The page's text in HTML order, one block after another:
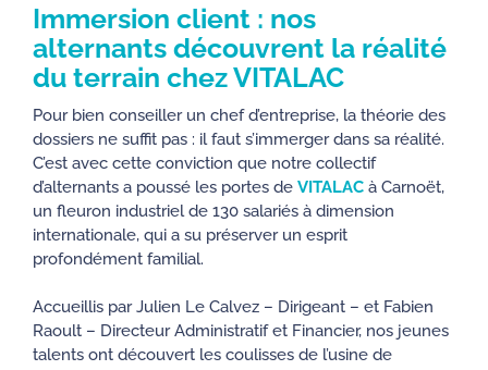
Immersion client : nos
alternants découvrent la réalité
du terrain chez VITALAC
Pour bien conseiller un chef d’entreprise, la théorie des
dossiers ne suffit pas : il faut s’immerger dans sa réalité.
C’est avec cette conviction que notre collectif
d’alternants a poussé les portes de VITALAC à Carnoët,
un fleuron industriel de 130 salariés à dimension
internationale, qui a su préserver un esprit
profondément familial.
Accueillis par Julien Le Calvez – Dirigeant – et Fabien
Raoult – Directeur Administratif et Financier, nos jeunes
talents ont découvert les coulisses de l’usine de